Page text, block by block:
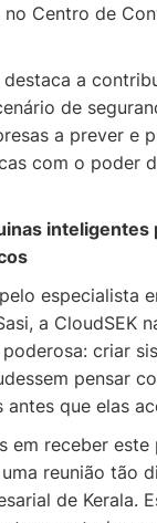
no Centro de
a
de
a prever e
com o poder
inteligentes
especialista
a CloudSEK
criar
pensar
antes que elas
em receber este
reunião tão
de Kerala.